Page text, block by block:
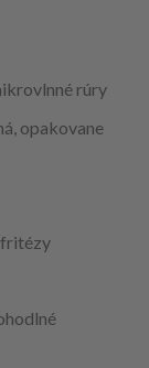
rúry
opakovane
fritézy